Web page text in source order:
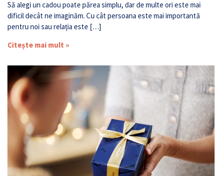
Să alegi un cadou poate părea simplu, dar de multe ori este mai
dificil decât ne imaginăm. Cu cât persoana este mai importantă
pentru noi sau relația este […]
Citește mai mult »